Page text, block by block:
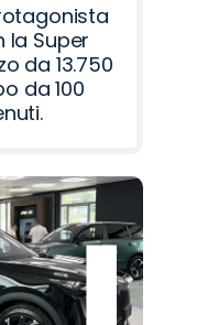
la Super
da 13.750
da 100